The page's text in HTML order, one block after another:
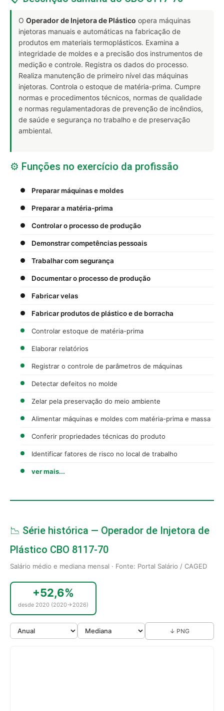
O Operador de Injetora de Plástico opera máquinas
injetoras manuais e automáticas na fabricação de
produtos em materiais termoplásticos. Examina a
integridade de moldes e a precisão dos instrumentos de
medição e controle. Registra os dados do processo.
Realiza manutenção de primeiro nível das máquinas
injetoras. Controla o estoque de matéria-prima. Cumpre
normas e procedimentos técnicos, normas de qualidade
e normas regulamentadoras de prevenção de incêndios,
de saúde e segurança no trabalho e de preservação
ambiental.
⚙️ Funções no exercício da profissão
Preparar máquinas e moldes
Preparar a matéria-prima
Controlar o processo de produção
Demonstrar competências pessoais
Trabalhar com segurança
Documentar o processo de produção
Fabricar velas
Fabricar produtos de plástico e de borracha
Controlar estoque de matéria-prima
Elaborar relatórios
Registrar o controle de parâmetros de máquinas
Detectar defeitos no molde
Zelar pela preservação do meio ambiente
Alimentar máquinas e moldes com matéria-prima e massa
Conferir propriedades técnicas do produto
Identificar fatores de risco no local de trabalho
ver mais...
📉 Série histórica — Operador de Injetora de
Plástico CBO 8117-70
Salário médio e mediana mensal · Fonte: Portal Salário / CAGED
+52,6%
desde 2020 (2020→2026)
↓ PNG